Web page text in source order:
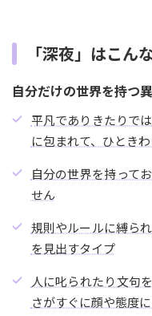
「深夜」はこん
自分だけの世界を持つ
平凡でありきたりで
に包まれて、ひとき
自分の世界を持って
せん
規則やルールに縛ら
を見出すタイプ
人に叱られたり文句
さがすぐに顔や態度